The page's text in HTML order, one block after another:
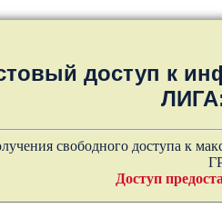
доступ к
свободного доступа к
Доступ